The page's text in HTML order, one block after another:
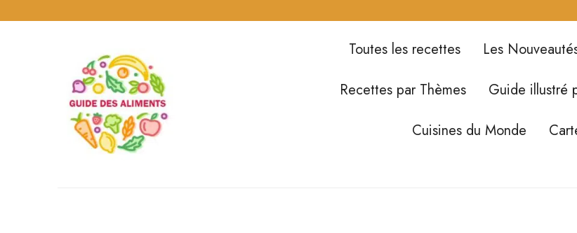
Guide
des
Aliments
Toutes les recettes Les
Recettes par Thèmes
Guide illustré
Cuisines du Monde